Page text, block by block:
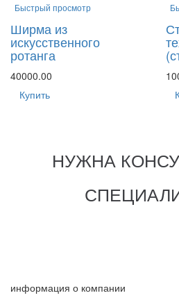
Быстрый просмотр
Ширма из
искусственного
ротанга
40000.00
Купить
НУЖНА
информация о компании